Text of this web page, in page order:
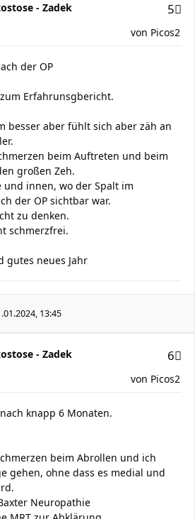
- Zadek
5
von Picos2
der OP
Erfahrunsgbericht.
besser aber fühlt sich aber zäh an
beim Auftreten und beim
großen Zeh.
und innen, wo der Spalt im
der OP sichtbar war.
zu denken.
schmerzfrei.
gutes neues Jahr
13:45
- Zadek
6
von Picos2
knapp 6 Monaten.
beim Abrollen und ich
gehen, ohne dass es medial und
Neuropathie